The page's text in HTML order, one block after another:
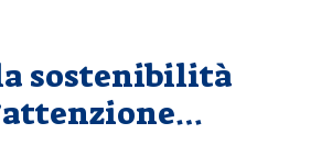
sostenibilità